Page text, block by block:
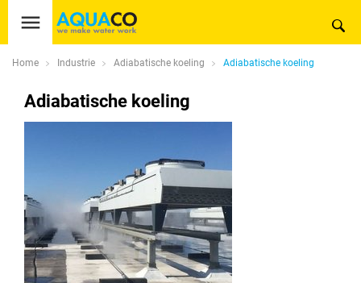
Home Industrie Adiabatische koeling Adiabatische koeling
Adiabatische koeling